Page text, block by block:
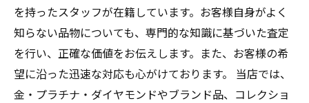
を持ったスタッフが在籍しています。お客様自身がよく
知らない品物についても、専門的な知識に基づいた査定
を行い、正確な価値をお伝えします。また、お客様の希
望に沿った迅速な対応も心がけております。 当店では、
金・プラチナ・ダイヤモンドやブランド品、コレクショ